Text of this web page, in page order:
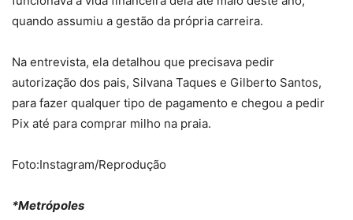
quando assumiu a gestão da própria carreira.
Na entrevista, ela detalhou que precisava pedir
autorização dos pais, Silvana Taques e Gilberto Santos,
para fazer qualquer tipo de pagamento e chegou a pedir
Pix até para comprar milho na praia.
Foto:Instagram/Reprodução
*Metrópoles